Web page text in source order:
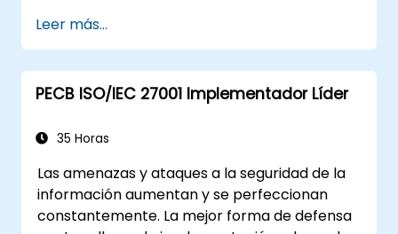
Examen de Certificación
Leer más...
PECB ISO/IEC 27001 Implementador Líder
35 Horas
Las amenazas y ataques a la seguridad de la
información aumentan y se perfeccionan
constantemente. La mejor forma de defensa